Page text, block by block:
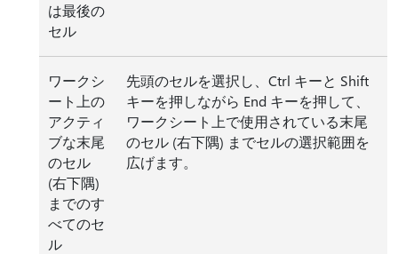
は最後の
セル
ワークシ
ート上の
アクティ
ブな末尾
のセル
(右下隅)
までのす
べてのセ
ル
先頭のセルを選択し、Ctrl キーと Shift
キーを押しながら End キーを押して、
ワークシート上で使用されている末尾
のセル (右下隅) までセルの選択範囲を
広げます。